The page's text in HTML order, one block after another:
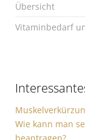
Übersicht
Vitaminbedarf
Wie kann man